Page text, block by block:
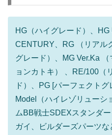
HG（ハイグレード）、
CENTURY、RG （リアル
グレード）、MG Ver.Ka
ョンカトキ） 、RE/100（
ド）、PG [パーフェクト
Model（ハイレゾリューシ
ムBB戦士SDEXスタンダ
ガイ、ビルダーズパーツな